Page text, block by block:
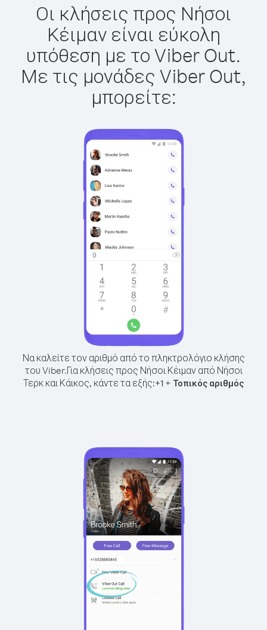
Οι κλήσεις προς Νήσοι
Κέιμαν είναι εύκολη
υπόθεση με το Viber Out.
Με τις μονάδες Viber Out,
μπορείτε:
Να καλείτε τον αριθμό από το πληκτρολόγιο κλήσης
του Viber.Για κλήσεις προς Νήσοι Κέιμαν από Νήσοι
Τερκ και Κάικος, κάντε τα εξής:+1 + Τοπικός αριθμός